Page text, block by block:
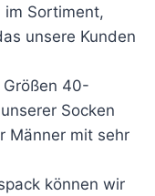
im Sortiment,
unsere Kunden
40-
Socken
Männer mit sehr
können wir